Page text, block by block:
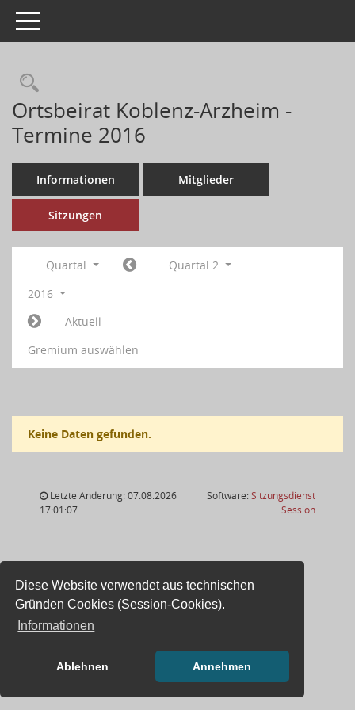
Diese Website verwendet aus technischen
Gründen Cookies (Session-Cookies).
Informationen
Ablehnen Annehmen
Toggle navigation
Ortsbeirat Koblenz-Arzheim -
Termine 2016
Informationen Mitglieder
Sitzungen
Quartal
Quartal 2
2016
Aktuell
Gremium auswählen
Keine Daten gefunden.
Letzte Änderung: 07.08.2026
17:01:07
Software:Sitzungsdienst
Session(Wird in